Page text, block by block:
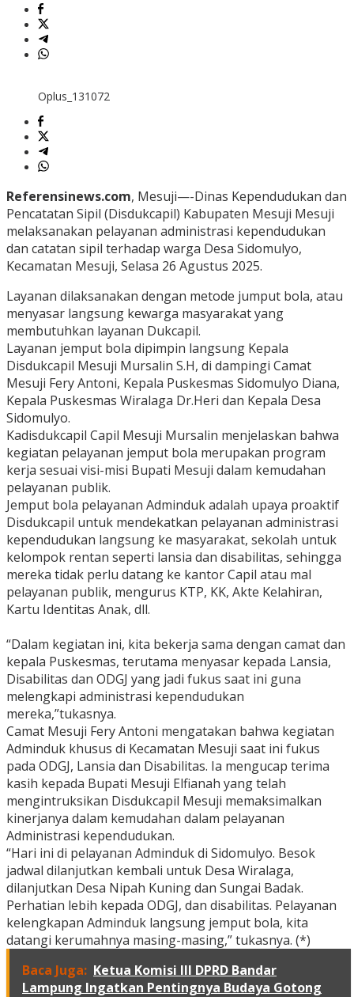
Oplus_131072
Referensinews.com, Mesuji—-Dinas Kependudukan dan
Pencatatan Sipil (Disdukcapil) Kabupaten Mesuji Mesuji
melaksanakan pelayanan administrasi kependudukan
dan catatan sipil terhadap warga Desa Sidomulyo,
Kecamatan Mesuji, Selasa 26 Agustus 2025.
Layanan dilaksanakan dengan metode jumput bola, atau
menyasar langsung kewarga masyarakat yang
membutuhkan layanan Dukcapil.
Layanan jemput bola dipimpin langsung Kepala
Disdukcapil Mesuji Mursalin S.H, di dampingi Camat
Mesuji Fery Antoni, Kepala Puskesmas Sidomulyo Diana,
Kepala Puskesmas Wiralaga Dr.Heri dan Kepala Desa
Sidomulyo.
Kadisdukcapil Capil Mesuji Mursalin menjelaskan bahwa
kegiatan pelayanan jemput bola merupakan program
kerja sesuai visi-misi Bupati Mesuji dalam kemudahan
pelayanan publik.
Jemput bola pelayanan Adminduk adalah upaya proaktif
Disdukcapil untuk mendekatkan pelayanan administrasi
kependudukan langsung ke masyarakat, sekolah untuk
kelompok rentan seperti lansia dan disabilitas, sehingga
mereka tidak perlu datang ke kantor Capil atau mal
pelayanan publik, mengurus KTP, KK, Akte Kelahiran,
Kartu Identitas Anak, dll.
“Dalam kegiatan ini, kita bekerja sama dengan camat dan
kepala Puskesmas, terutama menyasar kepada Lansia,
Disabilitas dan ODGJ yang jadi fukus saat ini guna
melengkapi administrasi kependudukan
mereka,”tukasnya.
Camat Mesuji Fery Antoni mengatakan bahwa kegiatan
Adminduk khusus di Kecamatan Mesuji saat ini fukus
pada ODGJ, Lansia dan Disabilitas. Ia mengucap terima
kasih kepada Bupati Mesuji Elfianah yang telah
mengintruksikan Disdukcapil Mesuji memaksimalkan
kinerjanya dalam kemudahan dalam pelayanan
Administrasi kependudukan.
“Hari ini di pelayanan Adminduk di Sidomulyo. Besok
jadwal dilanjutkan kembali untuk Desa Wiralaga,
dilanjutkan Desa Nipah Kuning dan Sungai Badak.
Perhatian lebih kepada ODGJ, dan disabilitas. Pelayanan
kelengkapan Adminduk langsung jemput bola, kita
datangi kerumahnya masing-masing,” tukasnya. (*)
Baca Juga: Ketua Komisi III DPRD Bandar
Lampung Ingatkan Pentingnya Budaya Gotong